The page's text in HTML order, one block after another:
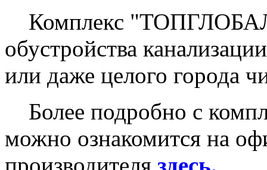
Комплекс
обустройства
или даже целого города
Более подробно с
можно ознакомится на
производителя здесь.